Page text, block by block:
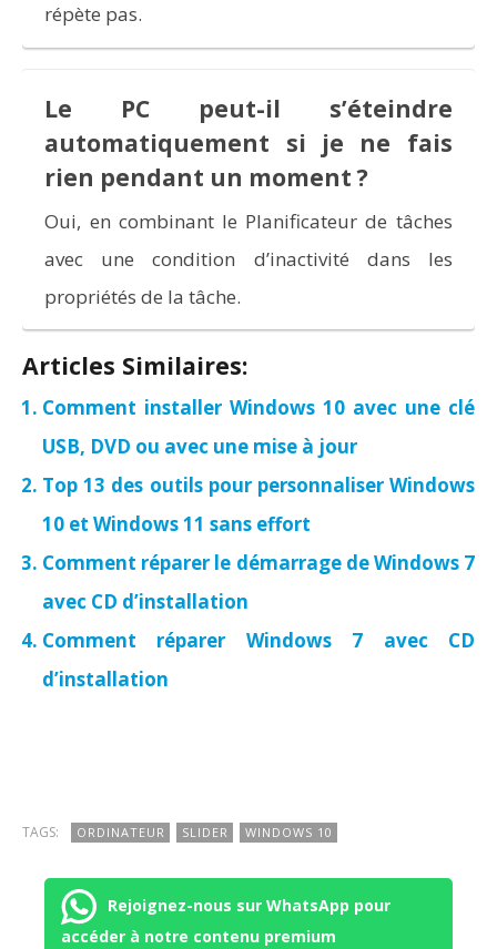
répète pas.
Le PC peut-il s’éteindre
automatiquement si je ne fais
rien pendant un moment ?
Oui, en combinant le Planificateur de tâches
avec une condition d’inactivité dans les
propriétés de la tâche.
Articles Similaires:
Comment installer Windows 10 avec une clé
USB, DVD ou avec une mise à jour
Top 13 des outils pour personnaliser Windows
10 et Windows 11 sans effort
Comment réparer le démarrage de Windows 7
avec CD d’installation
Comment réparer Windows 7 avec CD
d’installation
TAGS: ORDINATEUR SLIDER WINDOWS 10
Rejoignez-nous sur WhatsApp pour
accéder à notre contenu premium